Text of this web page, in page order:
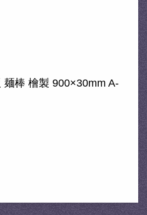
麺棒 檜製 900×30mm A-